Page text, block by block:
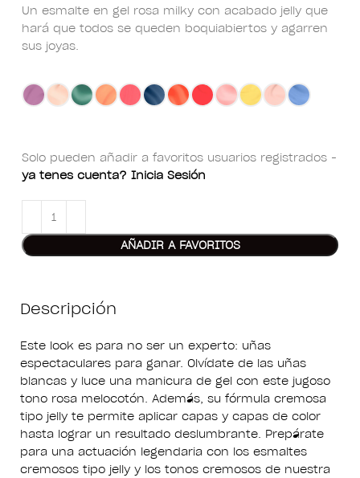
Un esmalte en gel rosa milky con acabado jelly que
hará que todos se queden boquiabiertos y agarren
sus joyas.
Solo pueden añadir a favoritos usuarios registrados -
ya tenes cuenta? Inicia Sesión
AÑADIR A FAVORITOS
Descripción
Este look es para no ser un experto: uñas
espectaculares para ganar. Olvídate de las uñas
blancas y luce una manicura de gel con este jugoso
tono rosa melocotón. Además, su fórmula cremosa
tipo jelly te permite aplicar capas y capas de color
hasta lograr un resultado deslumbrante. Prepárate
para una actuación legendaria con los esmaltes
cremosos tipo jelly y los tonos cremosos de nuestra